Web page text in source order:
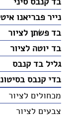
נייר פבריאנו
בד פשתן לציור
בד יוטה לציור
גליל בד קנבס
בדי קנבס
מכחולים לציור
צבעים לציור